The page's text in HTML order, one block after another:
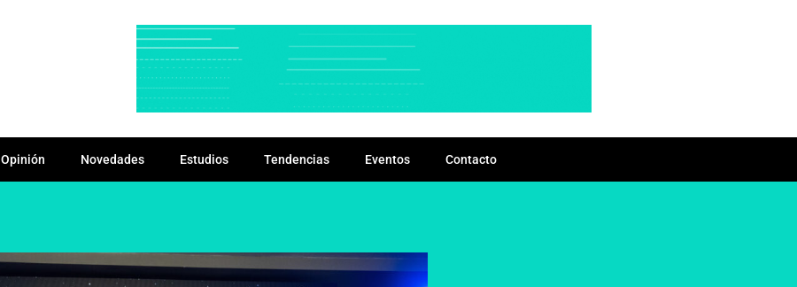
Opinión Novedades Estudios Tendencias Eventos Contacto